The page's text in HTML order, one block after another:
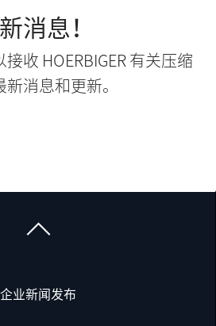
消息！
收 HOERBIGER 有关压缩
消息和更新。
企业新闻发布